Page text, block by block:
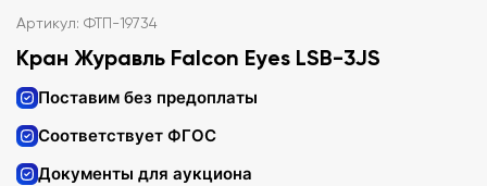
Артикул: ФТП-19734
Кран Журавль Falcon Eyes LSB-3JS
Поставим без предоплаты
Соответствует ФГОС
Документы для аукциона